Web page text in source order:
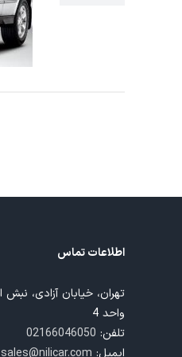
اطلاعات تماس
واحد 4
تلفن: 02166046050
ایمیل: sales@nilicar.com